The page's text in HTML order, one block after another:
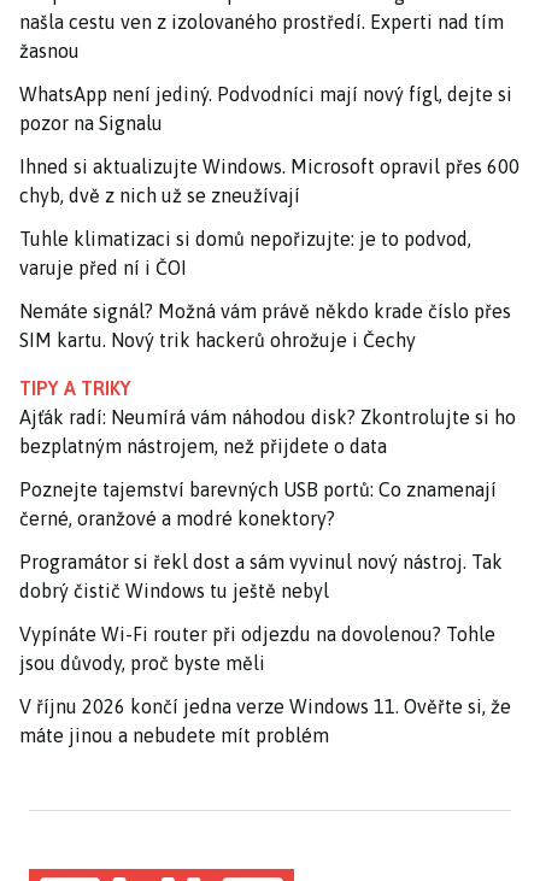
našla cestu ven z izolovaného prostředí. Experti nad tím
žasnou
WhatsApp není jediný. Podvodníci mají nový fígl, dejte si
pozor na Signalu
Ihned si aktualizujte Windows. Microsoft opravil přes 600
chyb, dvě z nich už se zneužívají
Tuhle klimatizaci si domů nepořizujte: je to podvod,
varuje před ní i ČOI
Nemáte signál? Možná vám právě někdo krade číslo přes
SIM kartu. Nový trik hackerů ohrožuje i Čechy
TIPY A TRIKY
Ajťák radí: Neumírá vám náhodou disk? Zkontrolujte si ho
bezplatným nástrojem, než přijdete o data
Poznejte tajemství barevných USB portů: Co znamenají
černé, oranžové a modré konektory?
Programátor si řekl dost a sám vyvinul nový nástroj. Tak
dobrý čistič Windows tu ještě nebyl
Vypínáte Wi-Fi router při odjezdu na dovolenou? Tohle
jsou důvody, proč byste měli
V říjnu 2026 končí jedna verze Windows 11. Ověřte si, že
máte jinou a nebudete mít problém